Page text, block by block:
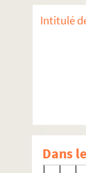
Intitulé
Dans